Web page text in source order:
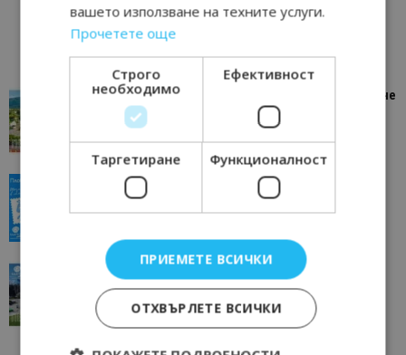
“Пощенска картичка от…”: Петрич – Изживяване
отвъд очакваното
“Пощенска картичка от…”: Пловдив, градът на
всички времена
“Пощенска картичка от…”: Перник – град на
традициите, културата и вдъхновяващите...
Перник 17/06/2026 09:01
вашето използване на техните услуги.
Прочетете още
Строго
необходимо
Ефективност
Таргетиране Функционалност
ПРИЕМЕТЕ ВСИЧКИ
ОТХВЪРЛЕТЕ ВСИЧКИ